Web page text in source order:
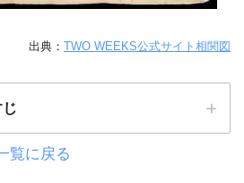
出典 ： TWO WEEKS公式サイト相関図
覧に戻る